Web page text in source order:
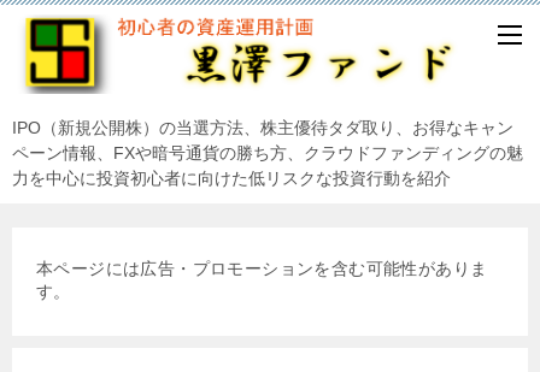
IPO（新規公開株）の当選方法、株主優待タダ取り、お得なキャン
ペーン情報、FXや暗号通貨の勝ち方、クラウドファンディングの魅
力を中心に投資初心者に向けた低リスクな投資行動を紹介
本ページには広告・プロモーションを含む可能性がありま
す。